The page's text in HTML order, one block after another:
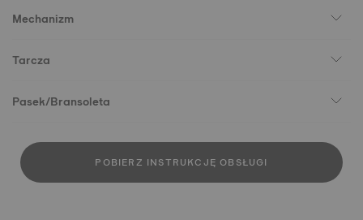
Mechanizm
Tarcza
Pasek/Bransoleta
POBIERZ INSTRUKCJĘ OBSŁUGI